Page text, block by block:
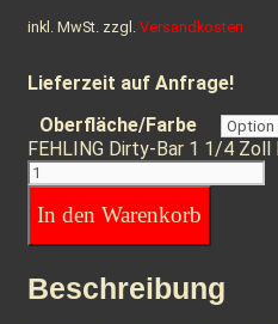
inkl. MwSt. zzgl. Versandkosten
Lieferzeit auf Anfrage!
Oberfläche/Farbe
FEHLING Dirty-Bar 1 1/4
In den Warenkorb
Beschreibung